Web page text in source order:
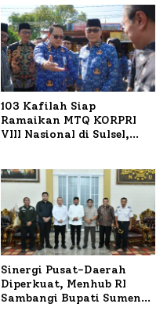
103 Kafilah Siap
Ramaikan MTQ KORPRI
VIII Nasional di Sulsel,
Sinergi Pusat-Daerah
Diperkuat, Menhub RI
Sambangi Bupati Sumenep